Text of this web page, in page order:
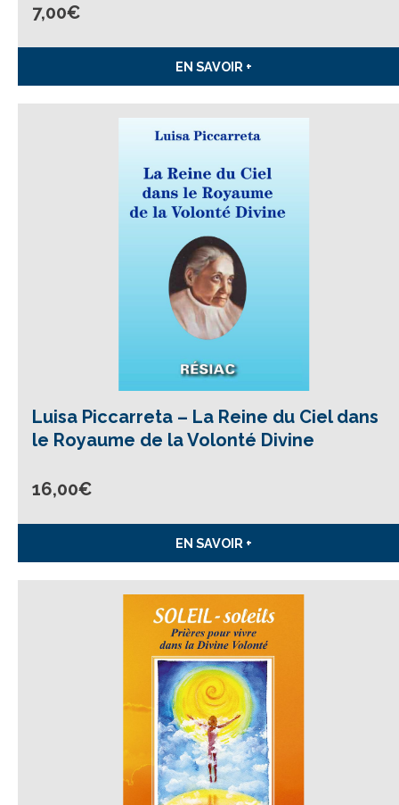
7,00€
EN SAVOIR +
Luisa Piccarreta – La Reine du Ciel dans
le Royaume de la Volonté Divine
16,00€
EN SAVOIR +